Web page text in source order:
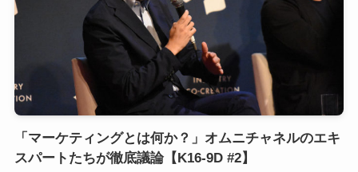
「マーケティングとは何か？」オムニチャネルのエキ
スパートたちが徹底議論【K16-9D #2】